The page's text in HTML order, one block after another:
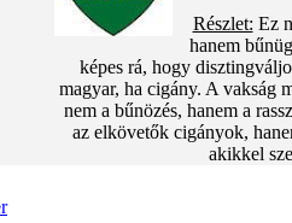
Részlet: Ez
hanem
képes rá, hogy
magyar, ha cigány. A vakság
nem a bűnözés, hanem a
az elkövetők cigányok,
akikkel